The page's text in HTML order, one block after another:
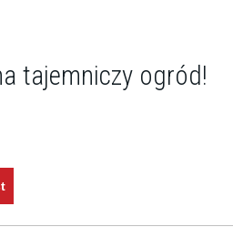
tajemniczy ogród!